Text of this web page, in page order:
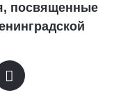
посвященные